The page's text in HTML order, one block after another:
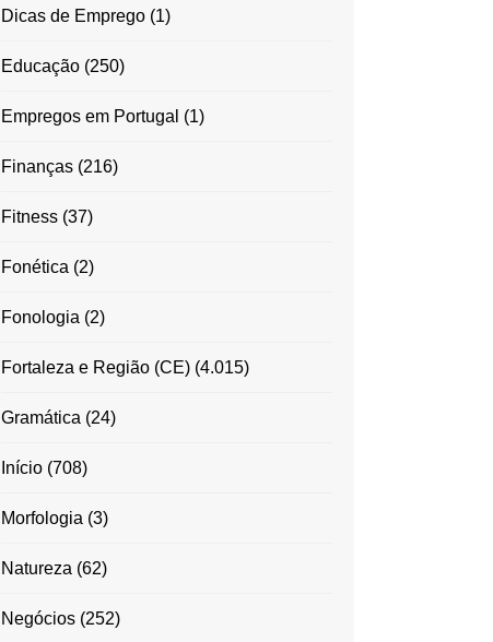
Dicas de Emprego(1)
Educação(250)
Empregos em Portugal (1)
Finanças(216)
Fitness(37)
Fonética (2)
Fonologia (2)
Fortaleza e Região (CE)(4.015)
Gramática (24)
Início(708)
Morfologia (3)
Natureza (62)
Negócios(252)